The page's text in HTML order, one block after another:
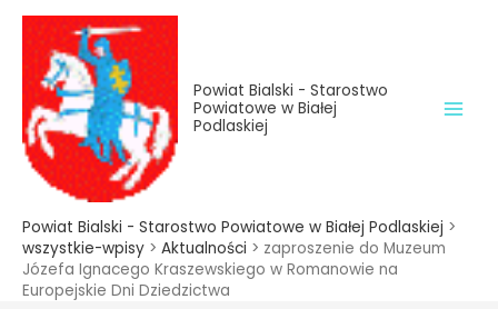
treści
Przejdź
treści
Powiat Bialski - Starostwo
Powiatowe w Białej
Podlaskiej
Powiat Bialski - Starostwo Powiatowe w Białej Podlaskiej >
wszystkie-wpisy > Aktualności > zaproszenie do Muzeum
Józefa Ignacego Kraszewskiego w Romanowie na
Europejskie Dni Dziedzictwa